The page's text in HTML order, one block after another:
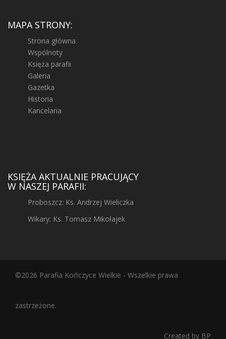
MAPA STRONY:
Strona główna
Wspólnoty
Księża parafii
Galeria
Gazetka
Historia
Kancelaria
KSIĘŻA AKTUALNIE PRACUJĄCY
W NASZEJ PARAFII:
Proboszcz: Ks. Andrzej Wieliczka
Wikary: Ks. Tomasz Mikołajek
©2026 Parafia Kończyce Wielkie - Wszelkie prawa
zastrzeżone.
Created by BP